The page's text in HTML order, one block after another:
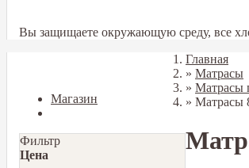
Вы защищаете окружающую среду, все
Магазин
Фильтр
Цена
Главная
» Матрасы
» Матрасы
» Матрасы